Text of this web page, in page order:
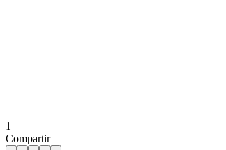
1
Compartir